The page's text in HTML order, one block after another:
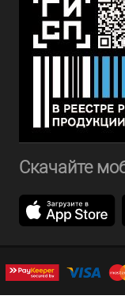
Скачайте